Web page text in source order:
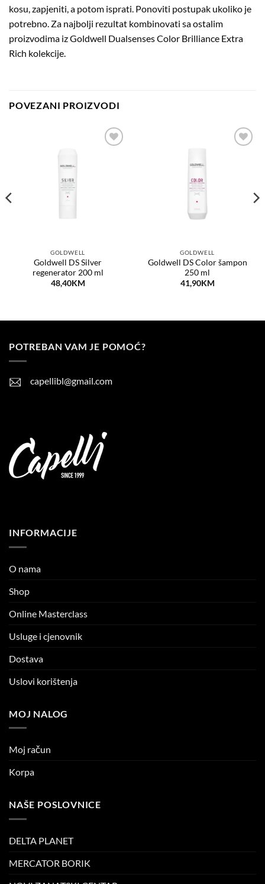
kosu, zapjeniti, a potom isprati. Ponoviti postupak ukoliko je
potrebno. Za najbolji rezultat kombinovati sa ostalim
proizvodima iz Goldwell Dualsenses Color Brilliance Extra
Rich kolekcije.
POVEZANI PROIZVODI
GOLDWELL
Goldwell DS Silver
regenerator 200 ml
48,40KM
GOLDWELL
Goldwell DS Color šampon
250 ml
41,90KM
POTREBAN VAM JE POMOĆ?
capellibl@gmail.com
INFORMACIJE
O nama
Shop
Online Masterclass
Usluge i cjenovnik
Dostava
Uslovi korištenja
MOJ NALOG
Moj račun
Korpa
NAŠE POSLOVNICE
DELTA PLANET
MERCATOR BORIK